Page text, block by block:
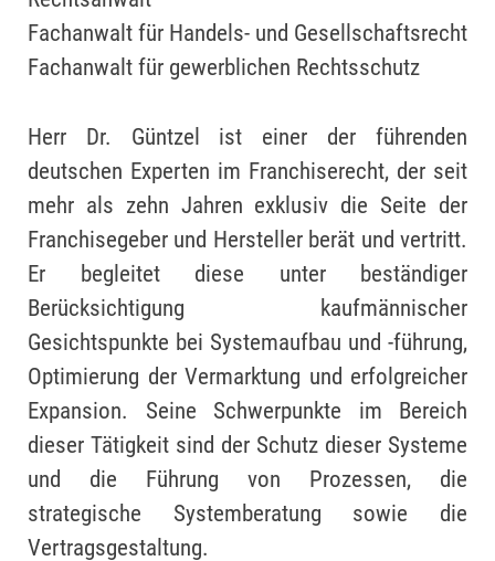
Fachanwalt für Handels- und Gesellschaftsrecht
Fachanwalt für gewerblichen Rechtsschutz
Herr Dr. Güntzel ist einer der führenden
deutschen Experten im Franchiserecht, der seit
mehr als zehn Jahren exklusiv die Seite der
Franchisegeber und Hersteller berät und vertritt.
Er begleitet diese unter beständiger
Berücksichtigung kaufmännischer
Gesichtspunkte bei Systemaufbau und -führung,
Optimierung der Vermarktung und erfolgreicher
Expansion. Seine Schwerpunkte im Bereich
dieser Tätigkeit sind der Schutz dieser Systeme
und die Führung von Prozessen, die
strategische Systemberatung sowie die
Vertragsgestaltung.